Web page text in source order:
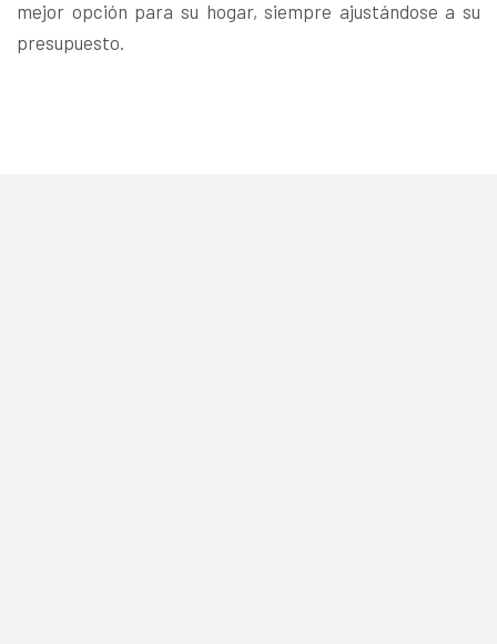
mejor opción para su hogar, siempre ajustándose a su
presupuesto.